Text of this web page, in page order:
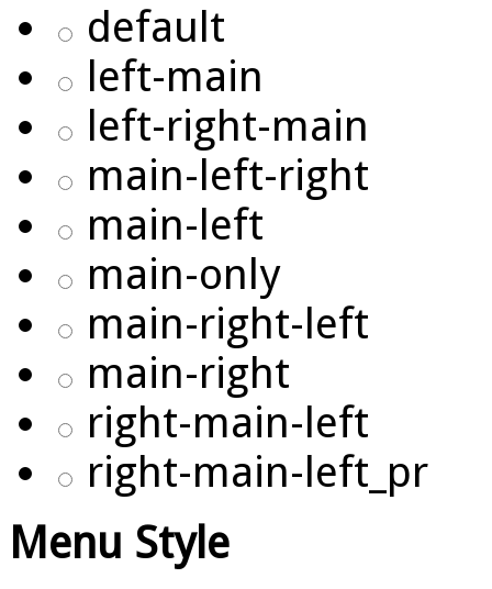
default
left-main
left-right-main
main-left-right
main-left
main-only
main-right-left
main-right
right-main-left
right-main-left_pr
Menu Style